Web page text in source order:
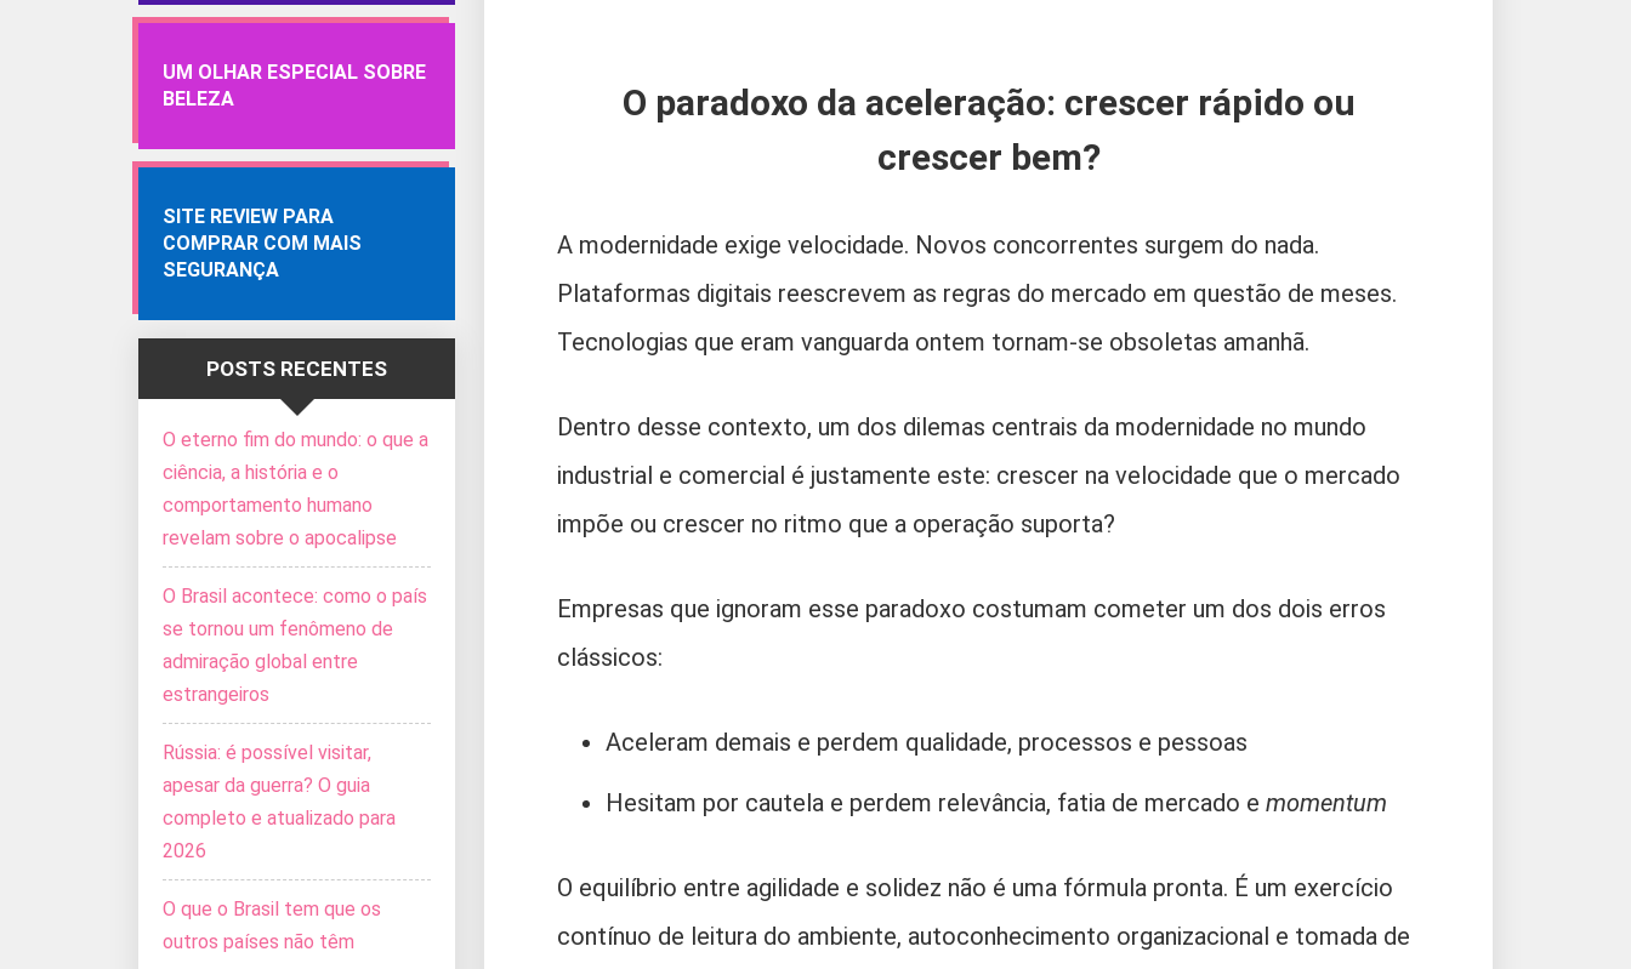
O paradoxo da aceleração: crescer rápido ou
crescer bem?
A modernidade exige velocidade. Novos concorrentes surgem do nada.
Plataformas digitais reescrevem as regras do mercado em questão de meses.
Tecnologias que eram vanguarda ontem tornam-se obsoletas amanhã.
Dentro desse contexto, um dos dilemas centrais da modernidade no mundo
industrial e comercial é justamente este: crescer na velocidade que o mercado
impõe ou crescer no ritmo que a operação suporta?
Empresas que ignoram esse paradoxo costumam cometer um dos dois erros
clássicos:
Aceleram demais e perdem qualidade, processos e pessoas
Hesitam por cautela e perdem relevância, fatia de mercado e momentum
O equilíbrio entre agilidade e solidez não é uma fórmula pronta. É um exercício
contínuo de leitura do ambiente, autoconhecimento organizacional e tomada de
UM OLHAR ESPECIAL SOBRE
BELEZA
SITE REVIEW PARA
COMPRAR COM MAIS
SEGURANÇA
POSTS RECENTES
O eterno fim do mundo: o que a
ciência, a história e o
comportamento humano
revelam sobre o apocalipse
O Brasil acontece: como o país
se tornou um fenômeno de
admiração global entre
estrangeiros
Rússia: é possível visitar,
apesar da guerra? O guia
completo e atualizado para
2026
O que o Brasil tem que os
outros países não têm